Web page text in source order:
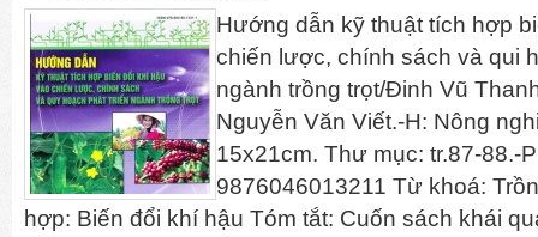
Hướng dẫn kỹ thuật tích hợp
chiến lược, chính sách và qui
ngành trồng trọt/Đinh Vũ
Nguyễn Văn Viết.-H: Nông
15x21cm. Thư mục: tr.87-88.-
9876046013211 Từ khoá:
hợp: Biến đổi khí hậu Tóm tắt: Cuốn sách khái